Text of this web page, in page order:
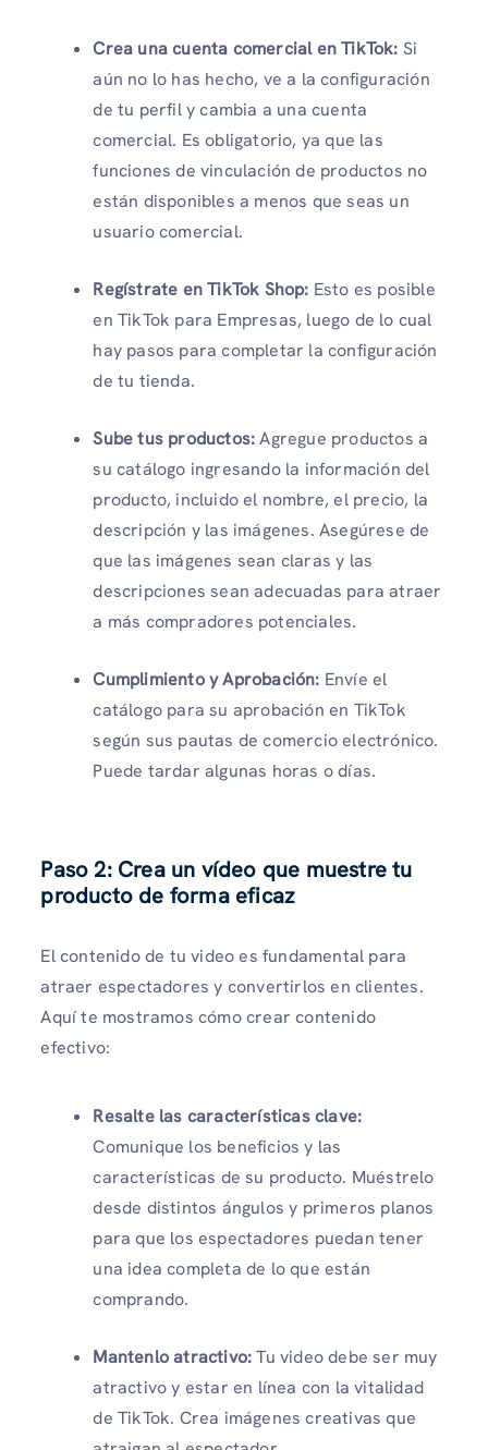
Crea una cuenta comercial en TikTok: Si
aún no lo has hecho, ve a la configuración
de tu perfil y cambia a una cuenta
comercial. Es obligatorio, ya que las
funciones de vinculación de productos no
están disponibles a menos que seas un
usuario comercial.
Regístrate en TikTok Shop: Esto es posible
en TikTok para Empresas, luego de lo cual
hay pasos para completar la configuración
de tu tienda.
Sube tus productos:Agregue productos a
su catálogo ingresando la información del
producto, incluido el nombre, el precio, la
descripción y las imágenes. Asegúrese de
que las imágenes sean claras y las
descripciones sean adecuadas para atraer
a más compradores potenciales.
Cumplimiento yAprobación: Envíe el
catálogo para su aprobación en TikTok
según sus pautas de comercio electrónico.
Puede tardar algunas horas o días.
Paso 2: Crea un vídeo que muestre tu
producto de forma eficaz
El contenido de tu video es fundamental para
atraer espectadores y convertirlos en clientes.
Aquí te mostramos cómo crear contenido
efectivo:
Resalte las características clave:
Comunique los beneficios y las
características de su producto. Muéstrelo
desde distintos ángulos y primeros planos
para que los espectadores puedan tener
una idea completa de lo que están
comprando.
Mantenlo atractivo:Tu video debe ser muy
atractivo y estar en línea con la vitalidad
de TikTok. Crea imágenes creativas que